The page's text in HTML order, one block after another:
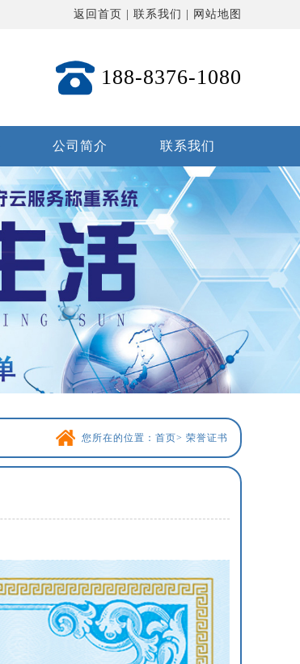
返回首页 联系我们 网站地图
188-8376-1080
公司简介 联系我们
您所在的位置： 首页> 荣誉证书